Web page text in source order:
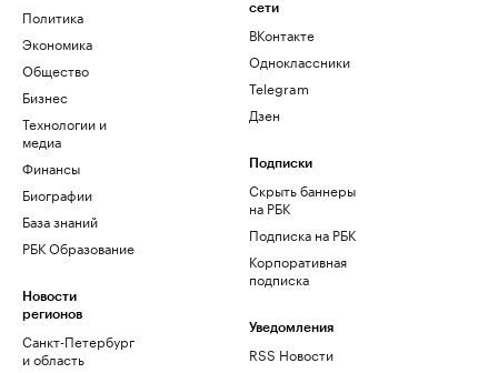
Политика
Экономика
Общество
Бизнес
Технологии и
медиа
Финансы
Биографии
База знаний
РБК Образование
Новости
регионов
Санкт-Петербург
и область
сети
ВКонтакте
Одноклассники
Telegram
Дзен
Подписки
Скрыть баннеры
на РБК
Подписка на РБК
Корпоративная
подписка
Уведомления
RSS Новости